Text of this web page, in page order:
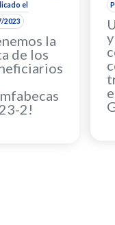
el
2023
la
de los
2!